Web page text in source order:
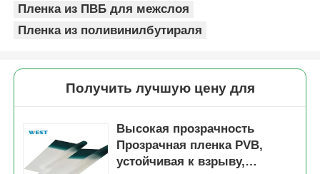
Пленка из ПВБ для межслоя
Пленка из поливинилбутираля
Получить лучшую цену для
Высокая прозрачность
Прозрачная пленка PVB,
устойчивая к взрыву,